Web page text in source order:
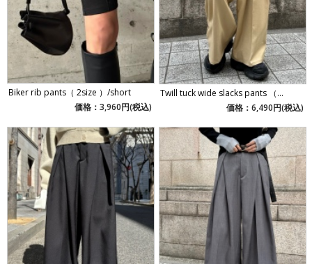
Biker rib pants（ 2size ）/short
価格：3,960円(税込)
Twill tuck wide slacks pants （...
価格：6,490円(税込)